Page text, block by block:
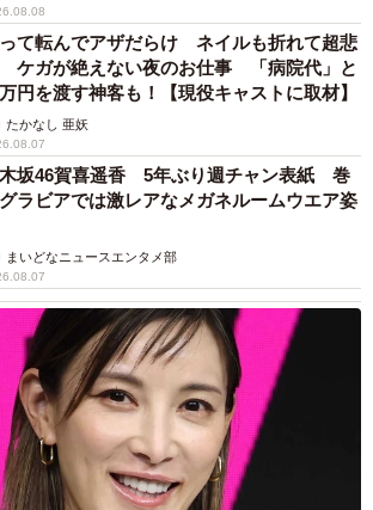
て転んでアザだらけ ネイルも折れて超悲
ケガが絶えない夜のお仕事 「病院代」と
円を渡す神客も！【現役キャストに取材】
たかなし 亜妖
坂46賀喜遥香 5年ぶり週チャン表紙 巻
ラビアでは激レアなメガネルームウエア姿
まいどなニュースエンタメ部